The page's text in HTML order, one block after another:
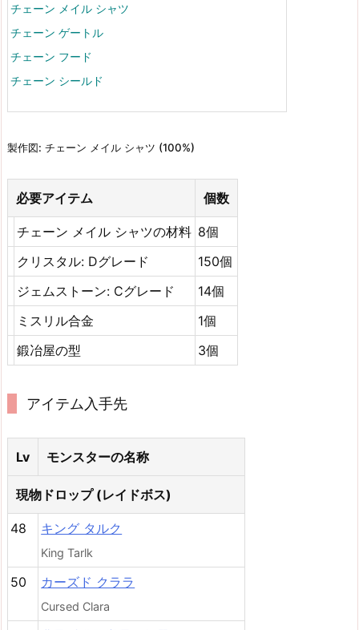
チェーン メイル シャツ
チェーン ゲートル
チェーン フード
チェーン シールド
製作図: チェーン メイル シャツ (100%)
必要アイテム 個数
チェーン メイル シャツの材料 8個
クリスタル: Dグレード
150個
ジェムストーン: Cグレード
14個
ミスリル合金
1個
鍛冶屋の型
3個
アイテム入手先
Lv モンスターの名称
現物ドロップ (レイドボス)
48 キング タルク
King Tarlk
50 カーズド クララ
Cursed Clara